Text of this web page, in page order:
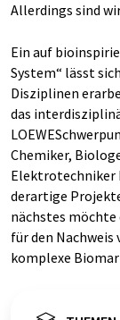
Allerdings sind
Ein auf
System“ lässt
Disziplinen
das
Chemiker,
Elektrotechniker
derartige
nächstes möchte
für den
komplexe